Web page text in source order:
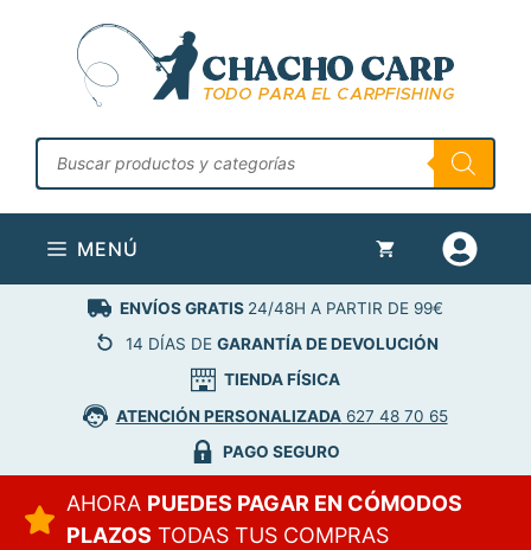
contenido
Búsqueda
de
productos
MENÚ
ENVÍOS GRATIS 24/48H A PARTIR DE 99€
14 DÍAS DE GARANTÍA DE DEVOLUCIÓN
TIENDA FÍSICA
ATENCIÓN PERSONALIZADA627 48 70 65
PAGO SEGURO
AHORA PUEDES PAGAR EN CÓMODOS
PLAZOS TODAS TUS COMPRAS